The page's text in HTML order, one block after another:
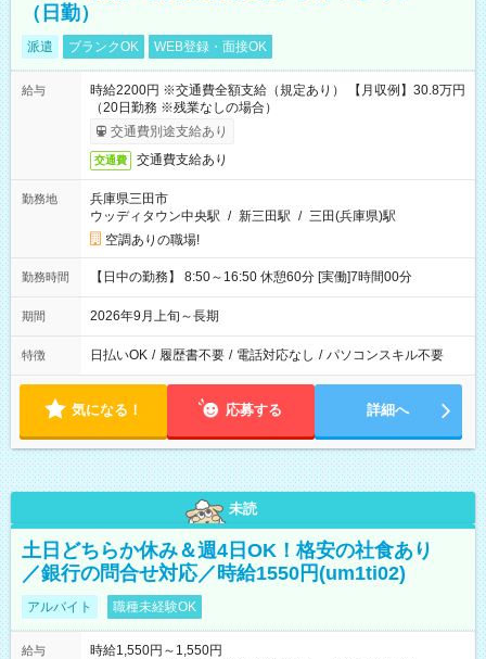
（日勤）
派遣 ブランクOK WEB登録・面接OK
給与
時給2200円 ※交通費全額支給（規定あり） 【月収例】30.8万円
（20日勤務 ※残業なしの場合）
交通費別途支給あり
交通費 交通費支給あり
勤務地
兵庫県三田市
ウッディタウン中央駅 / 新三田駅 / 三田(兵庫県)駅
空調ありの職場!
勤務時間 【日中の勤務】 8:50～16:50 休憩60分 [実働]7時間00分
期間 2026年9月上旬～長期
特徴 日払いOK / 履歴書不要 / 電話対応なし / パソコンスキル不要
気になる！ 応募する 詳細へ
未読
土日どちらか休み＆週4日OK！格安の社食あり
／銀行の問合せ対応／時給1550円(um1ti02)
アルバイト 職種未経験OK
給与
時給1,550円～1,550円